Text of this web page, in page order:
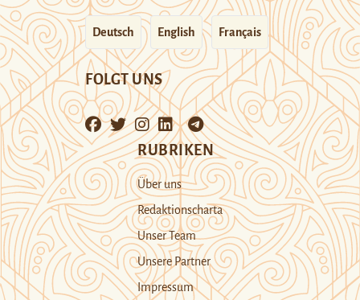
Deutsch English Français
FOLGT UNS
RUBRIKEN
Über uns
Redaktionscharta
Unser Team
Unsere Partner
Impressum